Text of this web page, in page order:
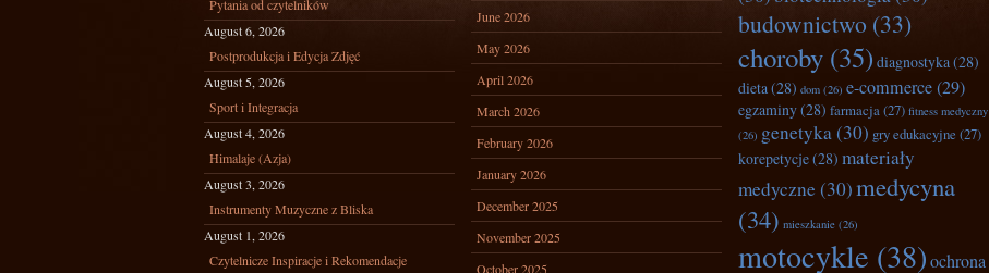
Pytania od czytelników
August 6, 2026
Postprodukcja i Edycja Zdjęć
August 5, 2026
Sport i Integracja
August 4, 2026
Himalaje (Azja)
August 3, 2026
Instrumenty Muzyczne z Bliska
August 1, 2026
Czytelnicze Inspiracje i Rekomendacje
June 2026
May 2026
April 2026
March 2026
February 2026
January 2026
December 2025
November 2025
October 2025
budownictwo (33)
choroby (35) diagnostyka(28)
dieta(28) dom (26) e-commerce(29)
egzaminy(28) farmacja(27) fitness medyczny
(26) genetyka(30) gry edukacyjne (27)
korepetycje(28) materiały
medyczne (30)medycyna
(34) mieszkanie (26)
motocykle (38)ochrona